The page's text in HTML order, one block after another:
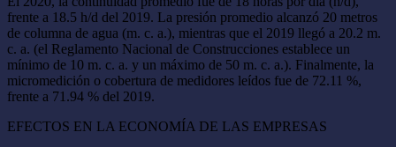
frente a 18.5 h/d del 2019. La presión promedio alcanzó 20 metros
de columna de agua (m. c. a.), mientras que el 2019 llegó a 20.2 m.
c. a. (el Reglamento Nacional de Construcciones establece un
mínimo de 10 m. c. a. y un máximo de 50 m. c. a.). Finalmente, la
micromedición o cobertura de medidores leídos fue de 72.11 %,
frente a 71.94 % del 2019.
EFECTOS EN LA ECONOMÍA DE LAS EMPRESAS